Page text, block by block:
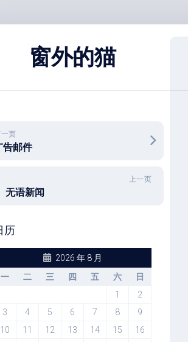
窗外的猫
页
告邮件
上一页
无语新闻
历
2026 年 8 月
一
二 三 四 五 六
日
1
2
3
4 5 6 7 8
9
10
11 12 13 14 15
16